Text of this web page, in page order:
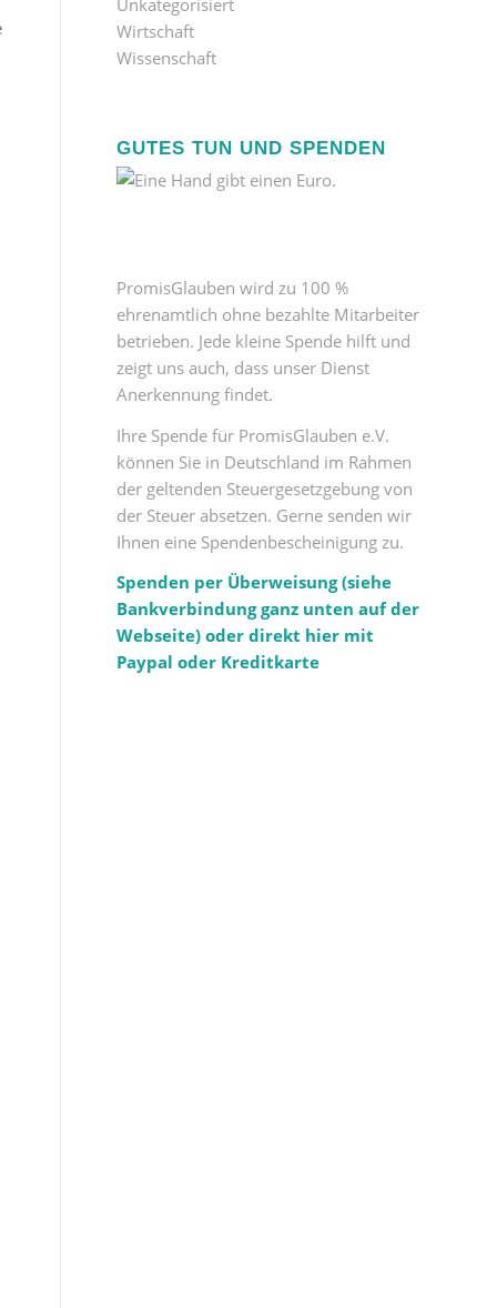
Unkategorisiert
Wirtschaft
Wissenschaft
GUTES TUN UND SPENDEN
PromisGlauben wird zu 100 %
ehrenamtlich ohne bezahlte Mitarbeiter
betrieben. Jede kleine Spende hilft und
zeigt uns auch, dass unser Dienst
Anerkennung findet.
Ihre Spende für PromisGlauben e.V.
können Sie in Deutschland im Rahmen
der geltenden Steuergesetzgebung von
der Steuer absetzen. Gerne senden wir
Ihnen eine Spendenbescheinigung zu.
Spenden per Überweisung (siehe
Bankverbindung ganz unten auf der
Webseite) oder direkt hier mit
Paypal oder Kreditkarte